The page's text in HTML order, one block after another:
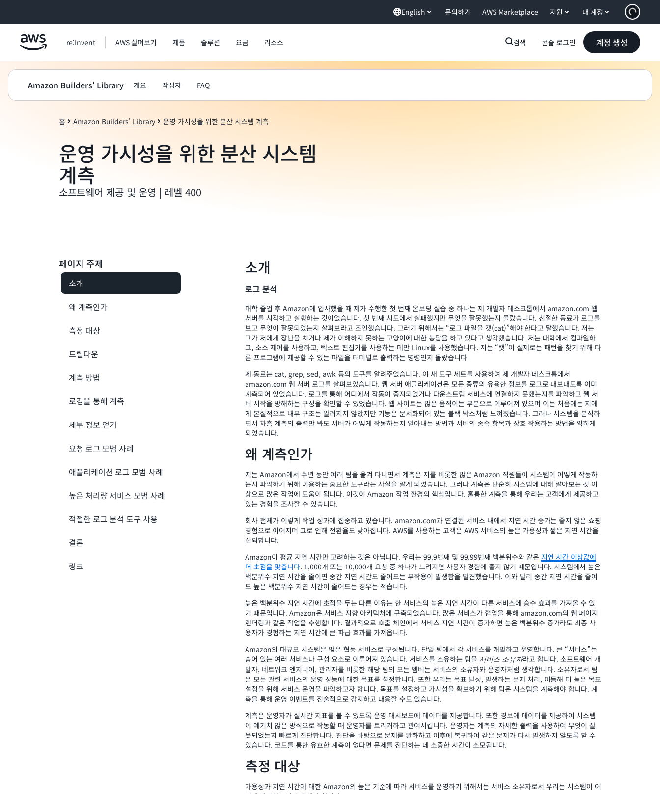
English 문의하기 AWS Marketplace 지원 내 계정
re:Invent AWS 살펴보기 제품 솔루션 요금 리소스 검색 콘솔 로그인 계정 생성
Amazon Builders' Library 개요 작성자 FAQ
홈 Amazon Builders' Library 운영 가시성을 위한 분산 시스템 계측
운영 가시성을 위한 분산 시스템
계측
소프트웨어 제공 및 운영 | 레벨 400
페이지 주제
소개
왜 계측인가
측정 대상
드릴다운
계측 방법
로깅을 통해 계측
세부 정보 얻기
요청 로그 모범 사례
애플리케이션 로그 모범 사례
높은 처리량 서비스 모범 사례
적절한 로그 분석 도구 사용
결론
링크
소개
로그 분석
대학 졸업 후 Amazon에 입사했을 때 제가 수행한 첫 번째 온보딩 실습 중 하나는 제 개발자 데스크톱에서 amazon.com 웹
서버를 시작하고 실행하는 것이었습니다. 첫 번째 시도에서 실패했지만 무엇을 잘못했는지 몰랐습니다. 친절한 동료가 로그를
보고 무엇이 잘못되었는지 살펴보라고 조언했습니다. 그러기 위해서는 “로그 파일을 캣(cat)”해야 한다고 말했습니다. 저는
그가 저에게 장난을 치거나 제가 이해하지 못하는 고양이에 대한 농담을 하고 있다고 생각했습니다. 저는 대학에서 컴파일하
고, 소스 제어를 사용하고, 텍스트 편집기를 사용하는 데만 Linux를 사용했습니다. 저는 “캣”이 실제로는 패턴을 찾기 위해 다
른 프로그램에 제공할 수 있는 파일을 터미널로 출력하는 명령인지 몰랐습니다.
제 동료는 cat, grep, sed, awk 등의 도구를 알려주었습니다. 이 새 도구 세트를 사용하여 제 개발자 데스크톱에서
amazon.com 웹 서버 로그를 살펴보았습니다. 웹 서버 애플리케이션은 모든 종류의 유용한 정보를 로그로 내보내도록 이미
계측되어 있었습니다. 로그를 통해 어디에서 작동이 중지되었거나 다운스트림 서비스에 연결하지 못했는지를 파악하고 웹 서
버 시작을 방해하는 구성을 확인할 수 있었습니다. 웹 사이트는 많은 움직이는 부분으로 이루어져 있으며 이는 처음에는 저에
게 본질적으로 내부 구조는 알려지지 않았지만 기능은 문서화되어 있는 블랙 박스처럼 느껴졌습니다. 그러나 시스템을 분석하
면서 차츰 계측의 출력만 봐도 서버가 어떻게 작동하는지 알아내는 방법과 서버의 종속 항목과 상호 작용하는 방법을 익히게
되었습니다.
왜 계측인가
저는 Amazon에서 수년 동안 여러 팀을 옮겨 다니면서 계측은 저를 비롯한 많은 Amazon 직원들이 시스템이 어떻게 작동하
는지 파악하기 위해 이용하는 중요한 도구라는 사실을 알게 되었습니다. 그러나 계측은 단순히 시스템에 대해 알아보는 것 이
상으로 많은 작업에 도움이 됩니다. 이것이 Amazon 작업 환경의 핵심입니다. 훌륭한 계측을 통해 우리는 고객에게 제공하고
있는 경험을 조사할 수 있습니다.
회사 전체가 이렇게 작업 성과에 집중하고 있습니다. amazon.com과 연결된 서비스 내에서 지연 시간 증가는 좋지 않은 쇼핑
경험으로 이어지며 그로 인해 전환율도 낮아집니다. AWS를 사용하는 고객은 AWS 서비스의 높은 가용성과 짧은 지연 시간을
신뢰합니다.
Amazon이 평균 지연 시간만 고려하는 것은 아닙니다. 우리는 99.9번째 및 99.99번째 백분위수와 같은 지연 시간 이상값에
더 초점을 맞춥니다. 1,000개 또는 10,000개 요청 중 하나가 느려지면 사용자 경험에 좋지 않기 때문입니다. 시스템에서 높은
백분위수 지연 시간을 줄이면 중간 지연 시간도 줄어드는 부작용이 발생함을 발견했습니다. 이와 달리 중간 지연 시간을 줄여
도 높은 백분위수 지연 시간이 줄어드는 경우는 적습니다.
높은 백분위수 지연 시간에 초점을 두는 다른 이유는 한 서비스의 높은 지연 시간이 다른 서비스에 승수 효과를 가져올 수 있
기 때문입니다. Amazon은 서비스 지향 아키텍처에 구축되었습니다. 많은 서비스가 협업을 통해 amazon.com의 웹 페이지
렌더링과 같은 작업을 수행합니다. 결과적으로 호출 체인에서 서비스 지연 시간이 증가하면 높은 백분위수 증가라도 최종 사
용자가 경험하는 지연 시간에 큰 파급 효과를 가져옵니다.
Amazon의 대규모 시스템은 많은 협동 서비스로 구성됩니다. 단일 팀에서 각 서비스를 개발하고 운영합니다. 큰 “서비스”는
숨어 있는 여러 서비스나 구성 요소로 이루어져 있습니다. 서비스를 소유하는 팀을 서비스 소유자라고 합니다. 소프트웨어 개
발자, 네트워크 엔지니어, 관리자를 비롯한 해당 팀의 모든 멤버는 서비스의 소유자와 운영자처럼 생각합니다. 소유자로서 팀
은 모든 관련 서비스의 운영 성능에 대한 목표를 설정합니다. 또한 우리는 목표 달성, 발생하는 문제 처리, 이듬해 더 높은 목표
설정을 위해 서비스 운영을 파악하고자 합니다. 목표를 설정하고 가시성을 확보하기 위해 팀은 시스템을 계측해야 합니다. 계
측을 통해 운영 이벤트를 전술적으로 감지하고 대응할 수도 있습니다.
계측은 운영자가 실시간 지표를 볼 수 있도록 운영 대시보드에 데이터를 제공합니다. 또한 경보에 데이터를 제공하여 시스템
이 예기치 않은 방식으로 작동할 때 운영자를 트리거하고 관여시킵니다. 운영자는 계측의 자세한 출력을 사용하여 무엇이 잘
못되었는지 빠르게 진단합니다. 진단을 바탕으로 문제를 완화하고 이후에 복귀하여 같은 문제가 다시 발생하지 않도록 할 수
있습니다. 코드를 통한 유효한 계측이 없다면 문제를 진단하는 데 소중한 시간이 소모됩니다.
측정 대상
가용성과 지연 시간에 대한 Amazon의 높은 기준에 따라 서비스를 운영하기 위해서는 서비스 소유자로서 우리는 시스템이 어